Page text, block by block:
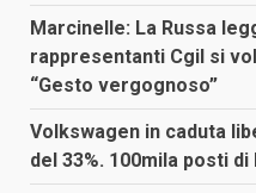
Marcinelle: La Russa
rappresentanti Cgil si
“Gesto vergognoso”
Volkswagen in caduta
del 33%. 100mila posti